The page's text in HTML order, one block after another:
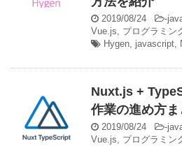
2019/08/24 -
Vue.js, プログラミン
Hygen, javascript,
Nuxt.js +
作業の進め方ま
2019/08/24 -
Vue.js, プログラミン